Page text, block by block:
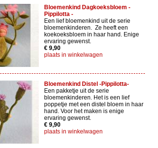
Bloemenkind Dagkoeksbloem -
Pippilotta -
Een lief bloemenkind uit de serie
bloemenkinderen. Ze heeft een
koekoeksbloem in haar hand. Enige
ervaring gewenst.
€ 9,90
plaats in winkelwagen
Bloemenkind Distel -Pippilotta-
Een pakketje uit de serie
bloemenkinderen. Het is een lief
poppetje met een distel bloem in haar
hand. Voor het maken is enige
ervaring gewenst.
€ 9,90
plaats in winkelwagen